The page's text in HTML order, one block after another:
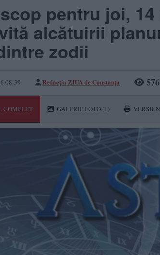
pentru joi, 14
alcătuirii
zodii
08:39 Redacţia ZIUA de Constanţa 576
COMPLET GALERIE FOTO (1)